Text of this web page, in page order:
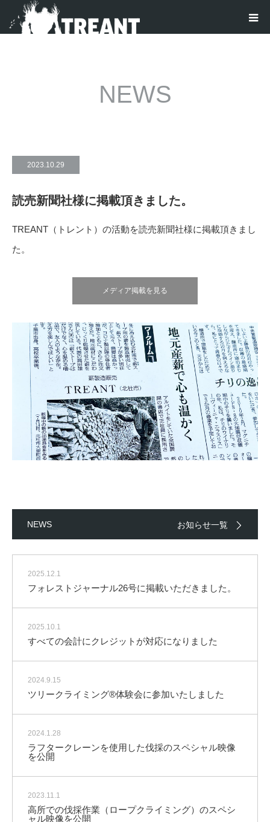
NEWS
2023.10.29
読売新聞社様に掲載頂きました。
TREANT（トレント）の活動を読売新聞社様に掲載頂きまし
た。
メディア掲載を見る
NEWS お知らせ一覧
2025.12.1
フォレストジャーナル26号に掲載いただきました。
2025.10.1
すべての会計にクレジットが対応になりました
2024.9.15
ツリークライミング®体験会に参加いたしました
2024.1.28
ラフタークレーンを使用した伐採のスペシャル映像
を公開
2023.11.1
高所での伐採作業（ロープクライミング）のスペシ
ャル映像を公開